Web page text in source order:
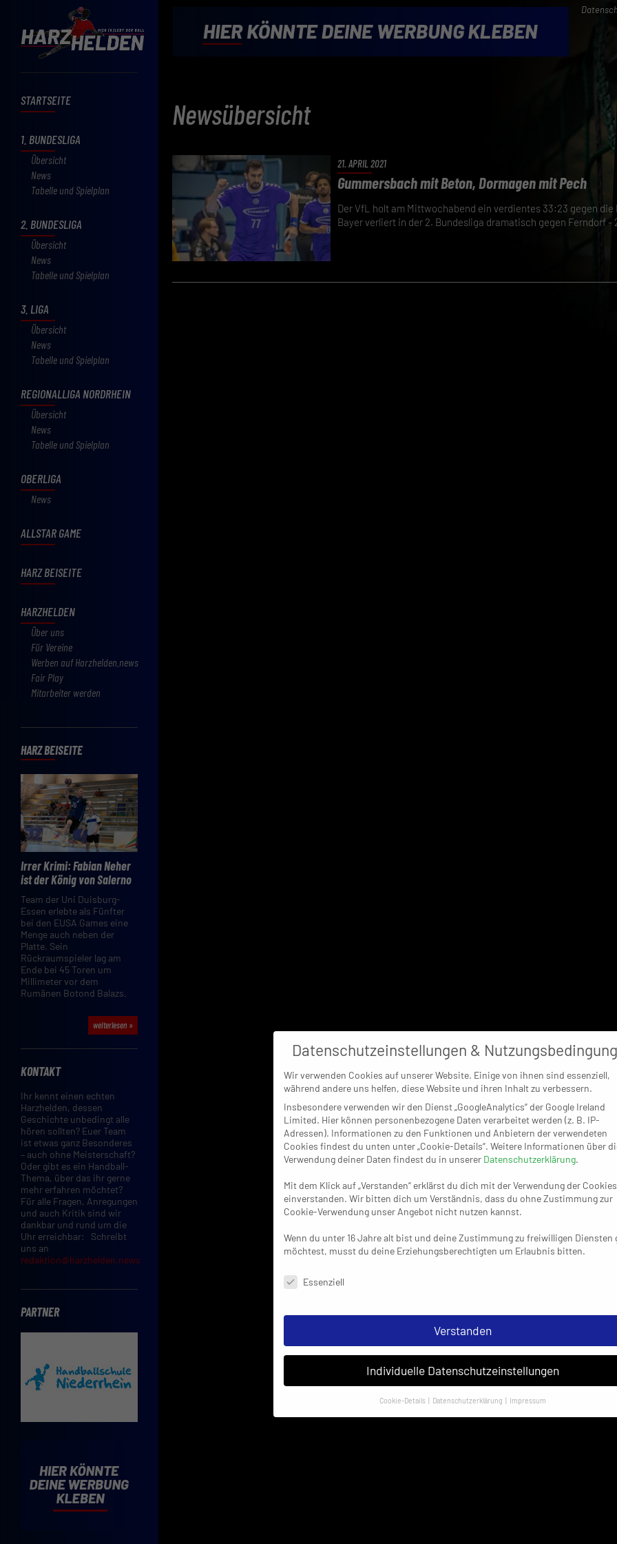
STARTSEITE
1. BUNDESLIGA
Übersicht
News
Tabelle und Spielplan
2. BUNDESLIGA
Übersicht
News
Tabelle und Spielplan
3. LIGA
Übersicht
News
Tabelle und Spielplan
REGIONALLIGA NORDRHEIN
Übersicht
News
Tabelle und Spielplan
OBERLIGA
News
ALLSTAR GAME
HARZ BEISEITE
HARZHELDEN
Über uns
Für Vereine
Werben auf Harzhelden.news
Fair Play
Mitarbeiter werden
HARZ BEISEITE
Irrer Krimi: Fabian Neher
ist der König von Salerno
Team der Uni Duisburg-
Essen erlebte als Fünfter
bei den EUSA Games eine
Menge auch neben der
Platte. Sein
Rückraumspieler lag am
Ende bei 45 Toren um
Millimeter vor dem
Rumänen Botond Balazs.
weiterlesen »
KONTAKT
Ihr kennt einen echten
Harzhelden, dessen
Geschichte unbedingt alle
hören sollten? Euer Team
ist etwas ganz Besonderes
– auch ohne Meisterschaft?
Oder gibt es ein Handball-
Thema, über das ihr gerne
mehr erfahren möchtet?
Für alle Fragen, Anregungen
und auch Kritik sind wir
dankbar und rund um die
Uhr erreichbar: Schreibt
uns an
redaktion@harzhelden.news
PARTNER
Newsübersicht
21. APRIL 2021
Gummersbach mit Beton, Dormagen mit Pech
Der VfL holt am Mittwochabend ein verdientes 33:23 gegen die
Bayer verliert in der 2. Bundesliga dramatisch gegen Ferndorf -
Datenschutzeinstellungen &
Wir verwenden Cookies auf unserer Website. Einige von ihnen sind essenziell,
während andere uns helfen, diese Website und ihren Inhalt zu verbessern.
Insbesondere verwenden wir den Dienst „GoogleAnalytics“ der Google Ireland
Limited. Hier können personenbezogene Daten verarbeitet werden (z. B. IP-
Adressen). Informationen zu den Funktionen und Anbietern der verwendeten
Cookies findest du unten unter „Cookie-Details“. Weitere Informationen über
Verwendung deiner Daten findest du in unserer Datenschutzerklärung.
Mit dem Klick auf „Verstanden“ erklärst du dich mit der Verwendung der Cookies
einverstanden. Wir bitten dich um Verständnis, dass du ohne Zustimmung zur
Cookie-Verwendung unser Angebot nicht nutzen kannst.
Wenn du unter 16 Jahre alt bist und deine Zustimmung zu freiwilligen Diensten
möchtest, musst du deine Erziehungsberechtigten um Erlaubnis bitten.
Datenschutzeinstellungen & Nutzungsbedingungen
Essenziell
Verstanden
Individuelle Datenschutzeinstellungen
Cookie-Details Datenschutzerklärung Impressum
Datenschutzeinstellungen